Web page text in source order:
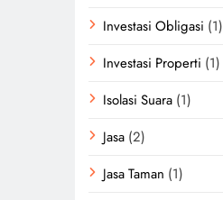
Investasi Obligasi (1)
Investasi Properti (1)
Isolasi Suara (1)
Jasa (2)
Jasa Taman (1)